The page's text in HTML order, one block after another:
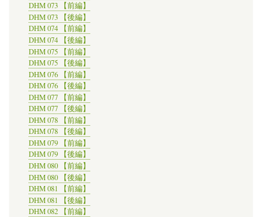
DHM 073 【前編】
DHM 073 【後編】
DHM 074 【前編】
DHM 074 【後編】
DHM 075 【前編】
DHM 075 【後編】
DHM 076 【前編】
DHM 076 【後編】
DHM 077 【前編】
DHM 077 【後編】
DHM 078 【前編】
DHM 078 【後編】
DHM 079 【前編】
DHM 079 【後編】
DHM 080 【前編】
DHM 080 【後編】
DHM 081 【前編】
DHM 081 【後編】
DHM 082 【前編】